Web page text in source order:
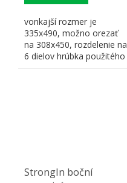
vonkajší rozmer je
335x490, možno orezať
na 308x450, rozdelenie na
6 dielov hrúbka použitého
materiálu je u bielej...
StrongIn boční